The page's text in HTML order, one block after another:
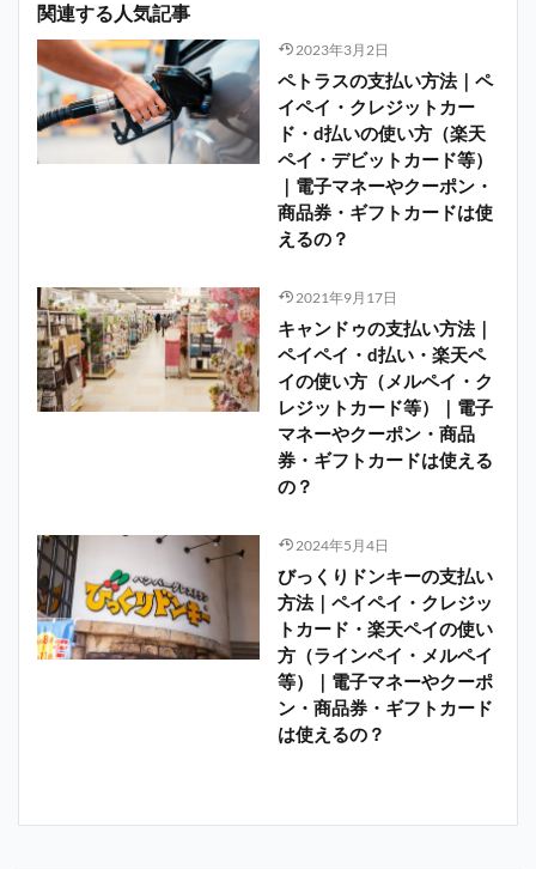
関連する人気記事
2023年3月2日
ペトラスの支払い方法｜ペ
イペイ・クレジットカー
ド・d払いの使い方（楽天
ペイ・デビットカード等）
｜電子マネーやクーポン・
商品券・ギフトカードは使
えるの？
2021年9月17日
キャンドゥの支払い方法｜
ペイペイ・d払い・楽天ペ
イの使い方（メルペイ・ク
レジットカード等）｜電子
マネーやクーポン・商品
券・ギフトカードは使える
の？
2024年5月4日
びっくりドンキーの支払い
方法｜ペイペイ・クレジッ
トカード・楽天ペイの使い
方（ラインペイ・メルペイ
等）｜電子マネーやクーポ
ン・商品券・ギフトカード
は使えるの？